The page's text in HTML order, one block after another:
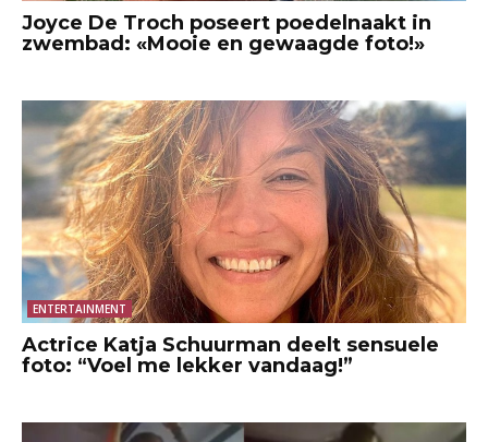
Joyce De Troch poseert poedelnaakt in
zwembad: «Mooie en gewaagde foto!»
ENTERTAINMENT
Actrice Katja Schuurman deelt sensuele
foto: “Voel me lekker vandaag!”